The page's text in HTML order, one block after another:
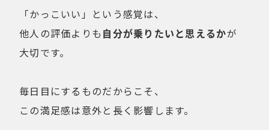
「かっこいい」という感覚は、
他人の評価よりも 自分が乗りたいと思えるかが
大切です。
毎日目にするものだからこそ、
この満足感は意外と長く影響します。